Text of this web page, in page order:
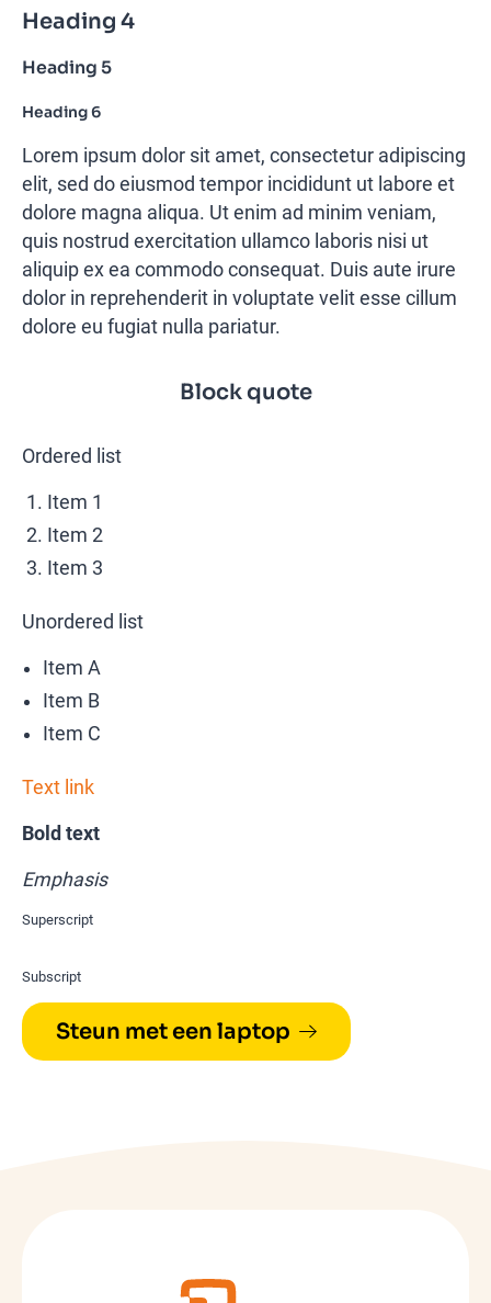
Heading 4
Heading 5
Heading 6
Lorem ipsum dolor sit amet, consectetur adipiscing
elit, sed do eiusmod tempor incididunt ut labore et
dolore magna aliqua. Ut enim ad minim veniam,
quis nostrud exercitation ullamco laboris nisi ut
aliquip ex ea commodo consequat. Duis aute irure
dolor in reprehenderit in voluptate velit esse cillum
dolore eu fugiat nulla pariatur.
Block quote
Ordered list
Item 1
Item 2
Item 3
Unordered list
Item A
Item B
Item C
Text link
Bold text
Emphasis
Superscript
Subscript
Steun met een laptop